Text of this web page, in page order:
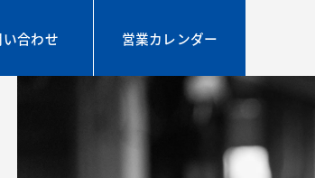
い合わせ 営業カレンダー